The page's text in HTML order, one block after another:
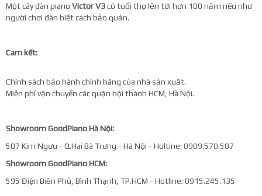
Một cây đàn piano Victor V3có tuổi thọ lên tới hơn 100 năm nếu như
người chơi đàn biết cách bảo quản.
Cam kết:
Chính sách bảo hành chính hãng của nhà sản xuất.
Miễn phí vận chuyển các quận nội thành HCM, Hà Nội.
Showroom GoodPiano Hà Nội:
507 Kim Ngưu - Q.Hai Bà Trưng - Hà Nội - Holtine: 0909.570.507
Showroom GoodPiano HCM:
595 Điện Biên Phủ, Bình Thạnh, TP.HCM - Hotline: 0915.245.135